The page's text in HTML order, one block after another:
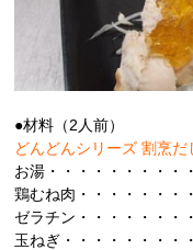
●材料（2人前）
どんどんシリーズ 割烹だ
お湯・・・・・・・・・
鶏むね肉・・・・・・・
ゼラチン・・・・・・・
玉ねぎ・・・・・・・・